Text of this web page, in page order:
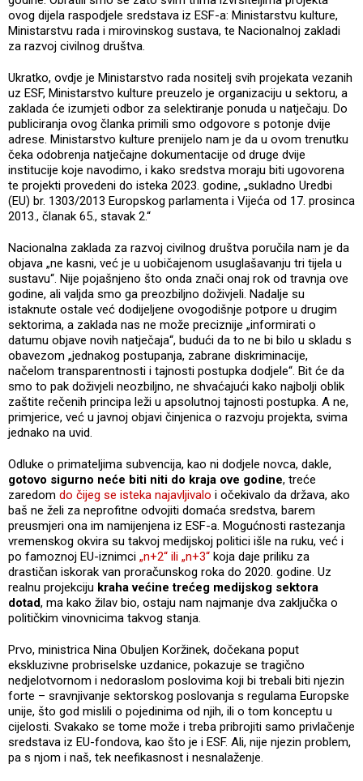
ovog dijela raspodjele sredstava iz ESF-a: Ministarstvu kulture,
Ministarstvu rada i mirovinskog sustava, te Nacionalnoj zakladi
za razvoj civilnog društva.
Ukratko, ovdje je Ministarstvo rada nositelj svih projekata vezanih
uz ESF, Ministarstvo kulture preuzelo je organizaciju u sektoru, a
zaklada će izumjeti odbor za selektiranje ponuda u natječaju. Do
publiciranja ovog članka primili smo odgovore s potonje dvije
adrese. Ministarstvo kulture prenijelo nam je da u ovom trenutku
čeka odobrenja natječajne dokumentacije od druge dvije
institucije koje navodimo, i kako sredstva moraju biti ugovorena
te projekti provedeni do isteka 2023. godine, „sukladno Uredbi
(EU) br. 1303/2013 Europskog parlamenta i Vijeća od 17. prosinca
2013., članak 65., stavak 2.“
Nacionalna zaklada za razvoj civilnog društva poručila nam je da
objava „ne kasni, već je u uobičajenom usuglašavanju tri tijela u
sustavu“. Nije pojašnjeno što onda znači onaj rok od travnja ove
godine, ali valjda smo ga preozbiljno doživjeli. Nadalje su
istaknute ostale već dodijeljene ovogodišnje potpore u drugim
sektorima, a zaklada nas ne može preciznije „informirati o
datumu objave novih natječaja“, budući da to ne bi bilo u skladu s
obavezom „jednakog postupanja, zabrane diskriminacije,
načelom transparentnosti i tajnosti postupka dodjele“. Bit će da
smo to pak doživjeli neozbiljno, ne shvaćajući kako najbolji oblik
zaštite rečenih principa leži u apsolutnoj tajnosti postupka. A ne,
primjerice, već u javnoj objavi činjenica o razvoju projekta, svima
jednako na uvid.
Odluke o primateljima subvencija, kao ni dodjele novca, dakle,
gotovo sigurno neće biti niti do kraja ove godine, treće
zaredom do čijeg se isteka najavljivalo i očekivalo da država, ako
baš ne želi za neprofitne odvojiti domaća sredstva, barem
preusmjeri ona im namijenjena iz ESF-a. Mogućnosti rastezanja
vremenskog okvira su takvoj medijskoj politici išle na ruku, već i
po famoznoj EU-iznimci „n+2“ ili „n+3“ koja daje priliku za
drastičan iskorak van proračunskog roka do 2020. godine. Uz
realnu projekciju kraha većine trećeg medijskog sektora
dotad, ma kako žilav bio, ostaju nam najmanje dva zaključka o
političkim vinovnicima takvog stanja.
Prvo, ministrica Nina Obuljen Koržinek, dočekana poput
ekskluzivne probriselske uzdanice, pokazuje se tragično
nedjelotvornom i nedoraslom poslovima koji bi trebali biti njezin
forte – sravnjivanje sektorskog poslovanja s regulama Europske
unije, što god mislili o pojedinima od njih, ili o tom konceptu u
cijelosti. Svakako se tome može i treba pribrojiti samo privlačenje
sredstava iz EU-fondova, kao što je i ESF. Ali, nije njezin problem,
pa s njom i naš, tek neefikasnost i nesnalaženje.